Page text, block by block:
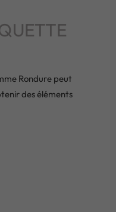
Rondure peut
des éléments